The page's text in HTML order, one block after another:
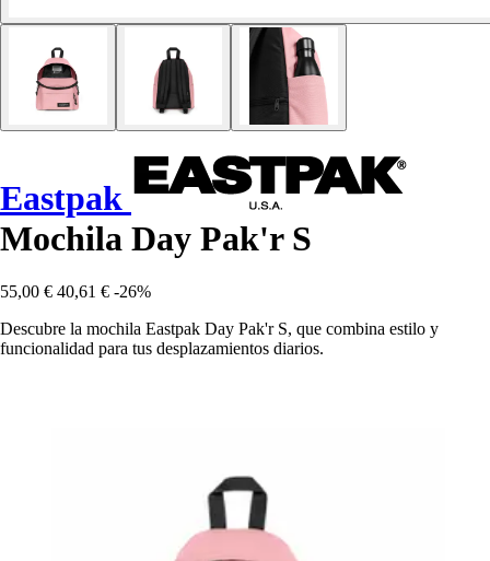
Eastpak
Mochila Day Pak'r S
55,00 € 40,61 € -26%
Descubre la mochila Eastpak Day Pak'r S, que combina estilo y
funcionalidad para tus desplazamientos diarios.